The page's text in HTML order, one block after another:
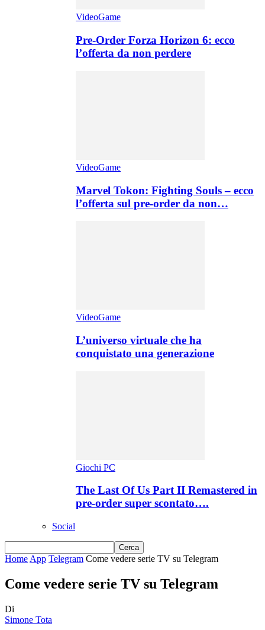
VideoGame
Pre-Order Forza Horizon 6: ecco
l’offerta da non perdere
VideoGame
Marvel Tokon: Fighting Souls – ecco
l’offerta sul pre-order da non…
VideoGame
L’universo virtuale che ha
conquistato una generazione
Giochi PC
The Last Of Us Part II Remastered in
pre-order super scontato….
Social
Home App Telegram Come vedere serie TV su Telegram
Come vedere serie TV su Telegram
Di
Simone Tota